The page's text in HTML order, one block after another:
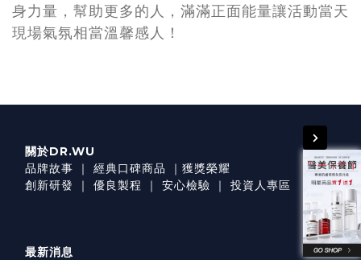
身力量，幫助更多的人，滿滿正面能量讓活動當天
現場氣氛相當溫馨感人！
關於DR.WU
品牌故事 ｜ 經典口碑商品 ｜ 獲獎榮耀
創新研發
｜ 優良製程 ｜ 安心檢驗 ｜ 投資人專區
最新消息